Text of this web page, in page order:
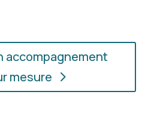
accompagnement
mesure